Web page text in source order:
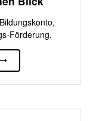
Förderung.